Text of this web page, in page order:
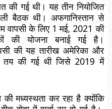
गई थी। यह तीन नियोजित
बैठक थी। अफगानिस्तान से
वापसी के लिए 1 मई, 2021 की
की योजना बनाई गई है।
की यह तारीख अमेरिका और
तय की गई थी जिसे 2019 में
मध्यस्थता कर रहा है क्योंकि